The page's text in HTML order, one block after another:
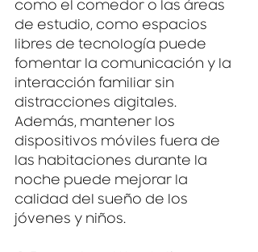
como el comedor o las áreas
de estudio, como espacios
libres de tecnología puede
fomentar la comunicación y la
interacción familiar sin
distracciones digitales.
Además, mantener los
dispositivos móviles fuera de
las habitaciones durante la
noche puede mejorar la
calidad del sueño de los
jóvenes y niños.